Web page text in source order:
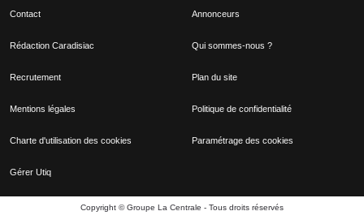
Contact Annonceurs
Rédaction Caradisiac Qui sommes-nous ?
Recrutement Plan du site
Mentions légales Politique de confidentialité
Charte d'utilisation des cookies Paramétrage des cookies
Gérer Utiq
Copyright © Groupe La Centrale - Tous droits réservés